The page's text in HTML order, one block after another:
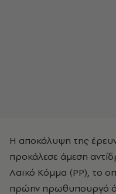
Η αποκάλυψη της
προκάλεσε άμεση
Λαϊκό Κόμμα (PP), το
πρώην πρωθυπουργό